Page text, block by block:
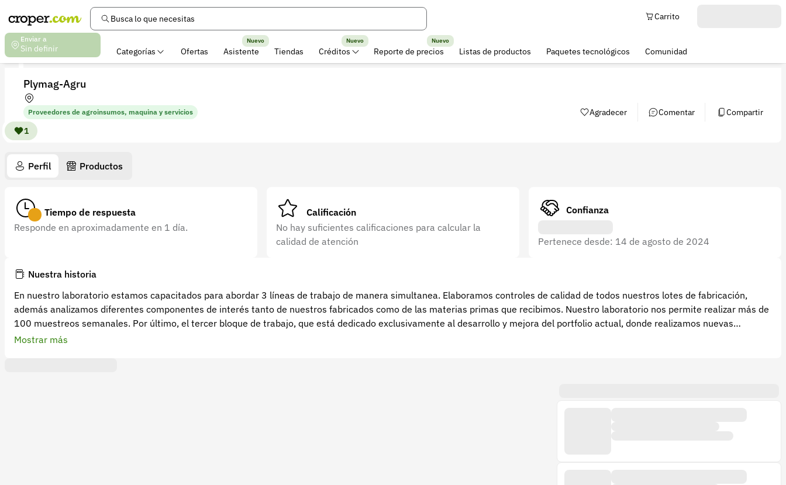
Busca lo que necesitas
Enviar a
Sin definir
Carrito
Categorías Ofertas Asistente
Nuevo
Tiendas Créditos
Nuevo
Reporte de precios
Nuevo
Listas de productos Paquetes tecnológicos Comunidad
1
Plymag-Agru
Proveedores de agroinsumos, maquina y servicios Agradecer Comentar Compartir
Perfil Productos
Tiempo de respuesta
Responde en aproximadamente en 1 día.
Calificación
No hay suficientes calificaciones para calcular la
calidad de atención
Confianza
Pertenece desde: 14 de agosto de 2024
Nuestra historia
En nuestro laboratorio estamos capacitados para abordar 3 líneas de trabajo de manera simultanea. Elaboramos controles de calidad de todos nuestros lotes de fabricación,
además analizamos diferentes componentes de interés tanto de nuestros fabricados como de las materias primas que recibimos. Nuestro laboratorio nos permite realizar más de
100 muestreos semanales. Por último, el tercer bloque de trabajo, que está dedicado exclusivamente al desarrollo y mejora del portfolio actual, donde realizamos nuevas
formulaciones, pruebas de estabilidad y distintos desarrollos.
Mostrar más